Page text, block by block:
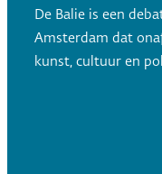
De Balie is een
Amsterdam dat
kunst, cultuur en